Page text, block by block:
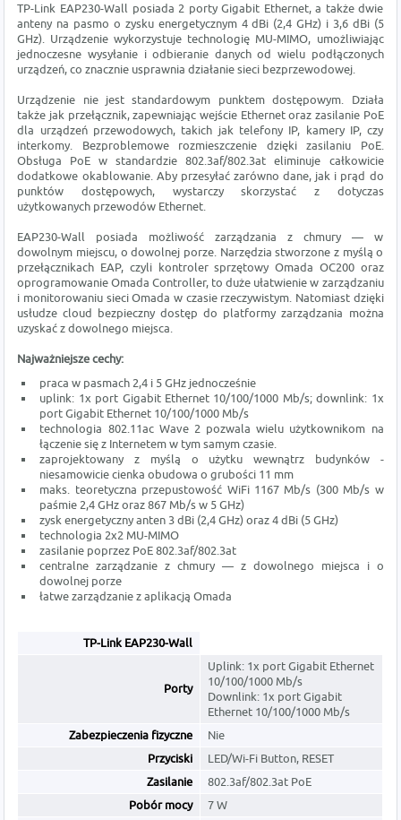
TP-Link EAP230-Wall posiada 2 porty Gigabit Ethernet, a także dwie
anteny na pasmo o zysku energetycznym 4 dBi (2,4 GHz) i 3,6 dBi (5
GHz). Urządzenie wykorzystuje technologię MU-MIMO, umożliwiając
jednoczesne wysyłanie i odbieranie danych od wielu podłączonych
urządzeń, co znacznie usprawnia działanie sieci bezprzewodowej.
Urządzenie nie jest standardowym punktem dostępowym. Działa
także jak przełącznik, zapewniając wejście Ethernet oraz zasilanie PoE
dla urządzeń przewodowych, takich jak telefony IP, kamery IP, czy
interkomy. Bezproblemowe rozmieszczenie dzięki zasilaniu PoE.
Obsługa PoE w standardzie 802.3af/802.3at eliminuje całkowicie
dodatkowe okablowanie. Aby przesyłać zarówno dane, jak i prąd do
punktów dostępowych, wystarczy skorzystać z dotyczas
użytkowanych przewodów Ethernet.
EAP230-Wall posiada możliwość zarządzania z chmury — w
dowolnym miejscu, o dowolnej porze. Narzędzia stworzone z myślą o
przełącznikach EAP, czyli kontroler sprzętowy Omada OC200 oraz
oprogramowanie Omada Controller, to duże ułatwienie w zarządzaniu
i monitorowaniu sieci Omada w czasie rzeczywistym. Natomiast dzięki
usłudze cloud bezpieczny dostęp do platformy zarządzania można
uzyskać z dowolnego miejsca.
Najważniejsze cechy:
praca w pasmach 2,4 i 5 GHz jednocześnie
uplink: 1x port Gigabit Ethernet 10/100/1000 Mb/s; downlink: 1x
port Gigabit Ethernet 10/100/1000 Mb/s
technologia 802.11ac Wave 2 pozwala wielu użytkownikom na
łączenie się z Internetem w tym samym czasie.
zaprojektowany z myślą o użytku wewnątrz budynków -
niesamowicie cienka obudowa o grubości 11 mm
maks. teoretyczna przepustowość WiFi 1167 Mb/s (300 Mb/s w
paśmie 2,4 GHz oraz 867 Mb/s w 5 GHz)
zysk energetyczny anten 3 dBi (2,4 GHz) oraz 4 dBi (5 GHz)
technologia 2x2 MU-MIMO
zasilanie poprzez PoE 802.3af/802.3at
centralne zarządzanie z chmury — z dowolnego miejsca i o
dowolnej porze
łatwe zarządzanie z aplikacją Omada
TP-Link EAP230-Wall
Porty
Uplink: 1x port Gigabit Ethernet
10/100/1000 Mb/s
Downlink: 1x port Gigabit
Ethernet 10/100/1000 Mb/s
Zabezpieczenia fizyczne
Nie
Przyciski
LED/Wi-Fi Button, RESET
Zasilanie
802.3af/802.3at PoE
Pobór mocy
7 W